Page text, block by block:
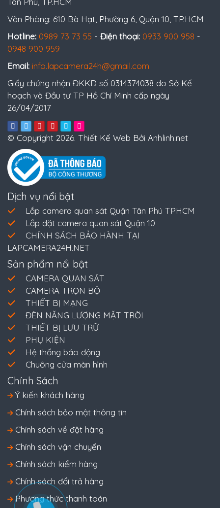
Văn Phòng: 610 Bà Hạt, Phường 6, Quận 10, TP.HCM
Hotline: 0989 73 73 55 - Điện thoại: 0933 900 958 -
0948 900 959
Email: info.lapcamera24h@gmail.com
Giấy chứng nhận ĐKKD số 0314374038 do Sở Kế
hoạch và Đầu tư TP Hồ Chí Minh cấp ngày
26/04/2017
© Copyright 2026. Thiết Kế Web Bởi Anhlinh.net
Dịch vụ nổi bật
Lắp camera quan sát Quận Tân Phú TPHCM
Lắp đặt camera quan sát Quận 10
CHÍNH SÁCH BẢO HÀNH TẠI
LAPCAMERA24H.NET
Sản phẩm nổi bật
CAMERA QUAN SÁT
CAMERA TRỌN BỘ
THIẾT BỊ MẠNG
ĐÈN NĂNG LƯỢNG MẶT TRỜI
THIẾT BỊ LƯU TRỮ
PHỤ KIỆN
Hệ thống báo động
Chuông cửa màn hình
Chính Sách
Ý kiến khách hàng
Chính sách bảo mật thông tin
Chính sách về đặt hàng
Chính sách vận chuyển
Chính sách kiểm hàng
Chính sách đổi trả hàng
Phương thức thanh toán